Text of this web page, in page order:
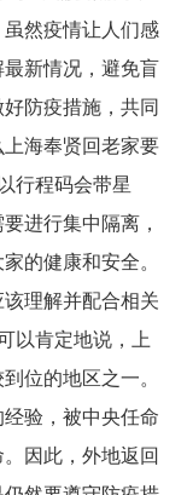
然疫情让人们感
新情况，避免盲
防疫措施，共同
海奉贤回老家要
行程码会带星
进行集中隔离，
的健康和安全。
理解并配合相关
以肯定地说，上
位的地区之一。
验，被中央任命
因此，外地返回